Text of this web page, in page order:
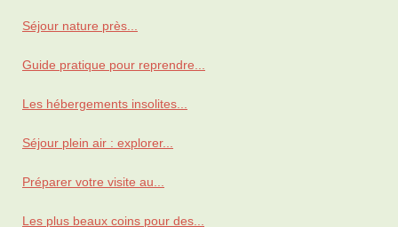
Séjour nature près...
Guide pratique pour reprendre...
Les hébergements insolites...
Séjour plein air : explorer...
Préparer votre visite au...
Les plus beaux coins pour des...